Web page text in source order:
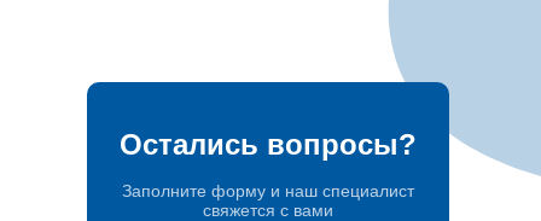
Заполните форму и наш специалист
свяжется с вами
Остались вопросы?